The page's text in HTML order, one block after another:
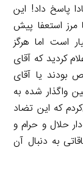
پاسخ داد! این
مرز استعفا پیش
است اما هرگز
کردید که آقای
بودند یا آقای
واگذار شده به
که این تضاد
حلال و حرام و
به دنبال آن